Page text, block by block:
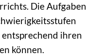
Die Aufgaben
entsprechend ihren
können.